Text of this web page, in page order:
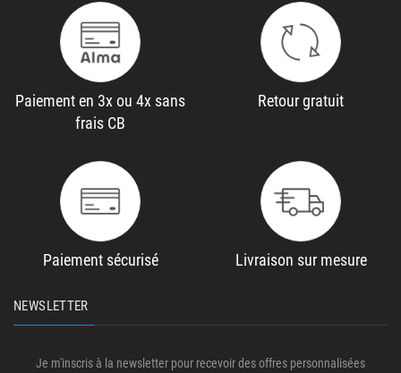
Paiement en 3x ou 4x sans
frais CB
Retour gratuit
Paiement sécurisé Livraison sur mesure
NEWSLETTER
Je m'inscris à la newsletter pour recevoir des offres personnalisées